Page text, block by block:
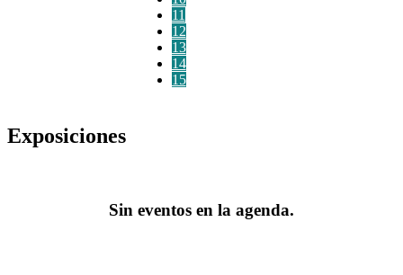
11
12
13
14
15
Exposiciones
Sin eventos en la agenda.